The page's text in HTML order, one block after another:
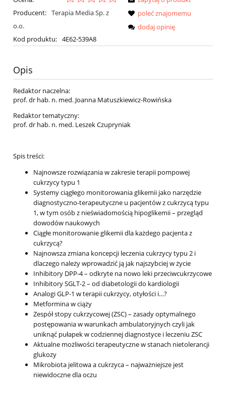
Producent: Terapia Media Sp. z
o.o.
Kod produktu: 4E62-539A8
poleć znajomemu
dodaj opinię
Opis
Redaktor naczelna:
prof. dr hab. n. med. Joanna Matuszkiewicz-Rowińska
Redaktor tematyczny:
prof. dr hab. n. med. Leszek Czupryniak
Spis treści:
Najnowsze rozwiązania w zakresie terapii pompowej
cukrzycy typu 1
Systemy ciągłego monitorowania glikemii jako narzędzie
diagnostyczno-terapeutyczne u pacjentów z cukrzycą typu
1, w tym osób z nieświadomością hipoglikemii – przegląd
dowodów naukowych
Ciągłe monitorowanie glikemii dla każdego pacjenta z
cukrzycą?
Najnowsza zmiana koncepcji leczenia cukrzycy typu 2 i
dlaczego należy wprowadzić ją jak najszybciej w życie
Inhibitory DPP-4 – odkryte na nowo leki przeciwcukrzycowe
Inhibitory SGLT-2 – od diabetologii do kardiologii
Analogi GLP-1 w terapii cukrzycy, otyłości i…?
Metformina w ciąży
Zespół stopy cukrzycowej (ZSC) – zasady optymalnego
postępowania w warunkach ambulatoryjnych czyli jak
uniknąć pułapek w codziennej diagnostyce i leczeniu ZSC
Aktualne możliwości terapeutyczne w stanach nietolerancji
glukozy
Mikrobiota jelitowa a cukrzyca – najważniejsze jest
niewidoczne dla oczu